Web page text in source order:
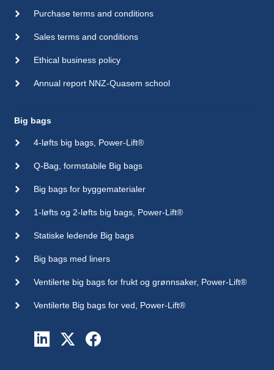
Purchase terms and conditions
Sales terms and conditions
Ethical business policy
Annual report NNZ-Quasem school
Big bags
4-løfts big bags, Power-Lift®
Q-Bag, formstabile Big bags
Big bags for byggematerialer
1-løfts og 2-løfts big bags, Power-Lift®
Statiske ledende Big bags
Big bags med liners
Ventilerte big bags for frukt og grønnsaker, Power-Lift®
Ventilerte Big bags for ved, Power-Lift®